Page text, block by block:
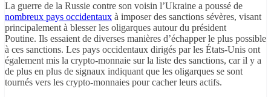
La guerre de la Russie contre son voisin l’Ukraine a poussé de
nombreux pays occidentaux à imposer des sanctions sévères, visant
principalement à blesser les oligarques autour du président
Poutine. Ils essaient de diverses manières d’échapper le plus possible
à ces sanctions. Les pays occidentaux dirigés par les États-Unis ont
également mis la crypto-monnaie sur la liste des sanctions, car il y a
de plus en plus de signaux indiquant que les oligarques se sont
tournés vers les crypto-monnaies pour cacher leurs actifs.